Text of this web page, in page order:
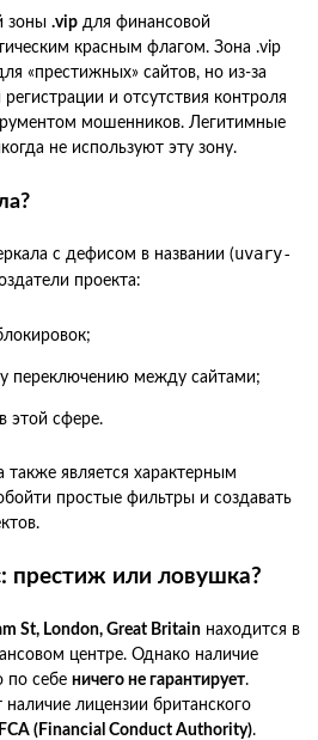
зоны .vip для финансовой
красным флагом. Зона .vip
«престижных» сайтов, но из-за
и отсутствия контроля
мошенников. Легитимные
не используют эту зону.
с дефисом в названии (uvary-
проекта:
переключению между сайтами;
этой сфере.
также является характерным
простые фильтры и создавать
престиж или ловушка?
St, London, Great Britain находится в
центре. Однако наличие
по себе ничего не гарантирует.
лицензии британского
FCA (Financial Conduct Authority).